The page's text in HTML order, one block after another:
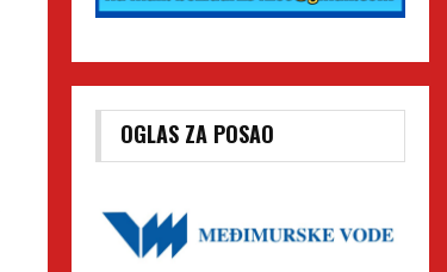
OGLAS ZA POSAO